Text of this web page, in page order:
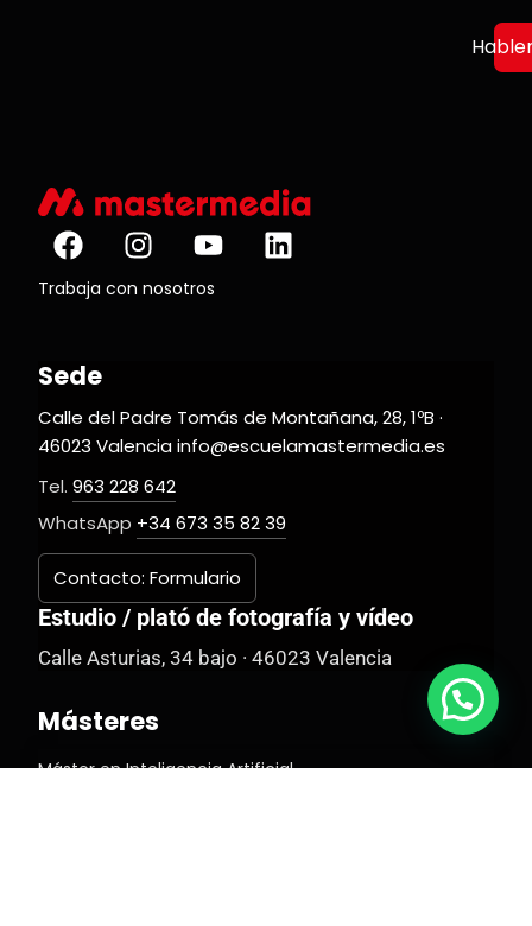
Trabaja con nosotros
Sede
Calle del Padre Tomás de Montañana, 28, 1ºB ·
46023 Valencia info@escuelamastermedia.es
Tel. 963 228 642
WhatsApp +34 673 35 82 39
Contacto: Formulario
Estudio / plató de fotografía y vídeo
Calle Asturias, 34 bajo · 46023 Valencia
Másteres
Máster en Inteligencia Artificial